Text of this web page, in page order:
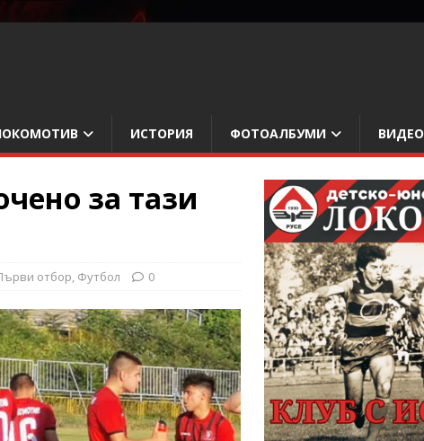
ИСТОРИЯ ФОТОАЛБУМИ ВИДЕО
за тази
отбор, Футбол 0